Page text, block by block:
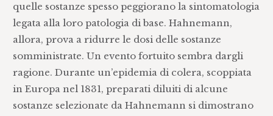
quelle sostanze spesso peggiorano la sintomatologia
legata alla loro patologia di base. Hahnemann,
allora, prova a ridurre le dosi delle sostanze
somministrate. Un evento fortuito sembra dargli
ragione. Durante un’epidemia di colera, scoppiata
in Europa nel 1831, preparati diluiti di alcune
sostanze selezionate da Hahnemann si dimostrano